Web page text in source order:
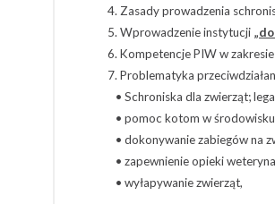
4. Zasady prowadzenia
5. Wprowadzenie instytucji
6. Kompetencje PIW w
7. Problematyka
• Schroniska dla zwierząt;
• pomoc kotom w
• dokonywanie zabiegów na
• zapewnienie opieki
• wyłapywanie zwierząt,